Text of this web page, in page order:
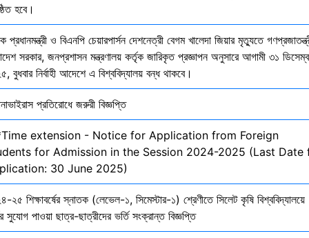
হবে।
প্রধানমন্ত্রী ও বিএনপি চেয়ারপার্সন দেশনেত্রী বেগম খালেদা জিয়ার মৃত্যুতে
সরকার, জনপ্রশাসন মন্ত্রণালয় কর্তৃক জারিকৃত প্রজ্ঞাপন অনুসারে আগামী ৩১
বুধবার নির্বাহী আদেশে এ বিশ্ববিদ্যালয় বন্ধ থাকবে।
প্রতিরোধে জরুরী বিজ্ঞপ্তি
extension - Notice for Application from Foreign
for Admission in the Session 2024-2025 (Last Date
30 June 2025)
২৫ শিক্ষাবর্ষের স্নাতক (লেভেল-১, সিমেস্টার-১) শ্রেণীতে সিলেট কৃষি বিশ্ববিদ্যালয়ে
সুযোগ পাওয়া ছাত্র-ছাত্রীদের ভর্তি সংক্রান্ত বিজ্ঞপ্তি